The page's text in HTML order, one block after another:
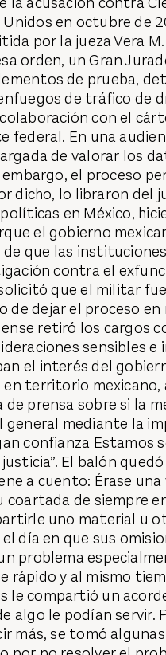
en octubre de
por la jueza Vera
orden, un Gran
de prueba,
de tráfico de
con el
federal. En una
de valorar los
el proceso
dicho, lo libraron del
en México,
el gobierno
que las
contra el
que el militar
de dejar el proceso en
retiró los cargos
sensibles
el interés del
en territorio
de prensa sobre si la
general mediante la
confianza Estamos
El balón
a cuento: Érase
coartada de siempre
uno material u
día en que sus
problema
rápido y al mismo
le compartió un
algo le podían servir.
más, se tomó